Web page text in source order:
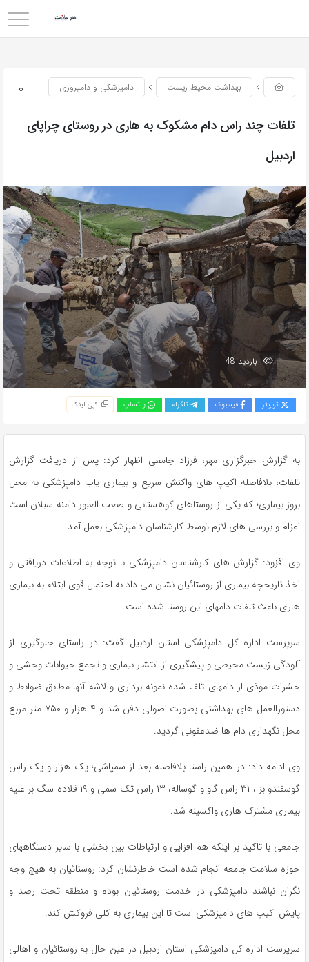
0 بهداشت محیط زیست دامپزشکی و دامپروری
تلفات چند راس دام مشکوک به هاری در روستای چراپای
اردبیل
بازدید 48
توییتر فیسبوک تلگرام واتساپ کپی لینک
به گزارش خبرگزاری مهر، فرزاد جامعی اظهار کرد: پس از دریافت گزارش
تلفات، بلافاصله اکیپ های واکنش سریع و بیماری یاب دامپزشکی به محل
بروز بیماری؛ که یکی از روستاهای کوهستانی و صعب العبور دامنه سبلان است
اعزام و بررسی های لازم توسط کارشناسان دامپزشکی بعمل آمد.
وی افزود: گزارش های کارشناسان دامپزشکی با توجه به اطلاعات دریافتی و
اخذ تاریخچه بیماری از روستائیان نشان می داد به احتمال قوی ابتلاء به بیماری
هاری باعث تلفات دامهای این روستا شده است.
سرپرست اداره کل دامپزشکی استان اردبیل گفت: در راستای جلوگیری از
آلودگی زیست محیطی و پیشگیری از انتشار بیماری و تجمع حیوانات وحشی و
حشرات موذی از دامهای تلف شده نمونه برداری و لاشه آنها مطابق ضوابط و
دستورالعمل های بهداشتی بصورت اصولی دفن شد و ۴ هزار و ۷۵۰ متر مربع
محل نگهداری دام ها ضدعفونی گردید.
وی ادامه داد: در همین راستا بلافاصله بعد از سمپاشی؛ یک هزار و یک راس
گوسفندو بز ، ۳۱ راس گاو و گوساله، ۱۳ راس تک سمی و ۱۹ قلاده سگ بر علیه
بیماری مشترک هاری واکسینه شد.
جامعی با تاکید بر اینکه هم افزایی و ارتباطات بین بخشی با سایر دستگاههای
حوزه سلامت جامعه انجام شده است خاطرنشان کرد: روستائیان به هیچ وجه
نگران نباشند دامپزشکی در خدمت روستائیان بوده و منطقه تحت رصد و
پایش اکیپ های دامپزشکی است تا این بیماری به کلی فروکش کند.
سرپرست اداره کل دامپزشکی استان اردبیل در عین حال به روستائیان و اهالی